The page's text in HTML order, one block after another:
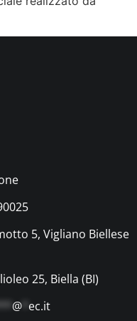
5, Vigliano Biellese
25, Biella (BI)
@* ec.it